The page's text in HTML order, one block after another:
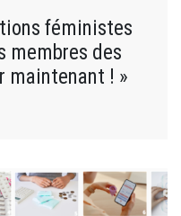
féministes
membres des
maintenant ! »